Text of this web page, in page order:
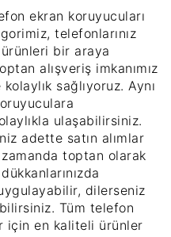
ekran koruyucuları
telefonlarınız
bir araya
alışveriş imkanımız
sağlıyoruz. Aynı
ulaşabilirsiniz.
adette satın alımlar
toptan olarak
dilerseniz
Tüm telefon
için en kaliteli ürünler